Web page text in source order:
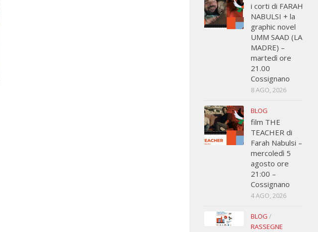
i corti di FARAH
NABULSI + la
graphic novel
UMM SAAD (LA
MADRE) –
martedì ore
21.00
Cossignano
8 AGO, 2026
BLOG
film THE
TEACHER di
Farah Nabulsi –
mercoledì 5
agosto ore
21:00 –
Cossignano
4 AGO, 2026
BLOG /
RASSEGNE